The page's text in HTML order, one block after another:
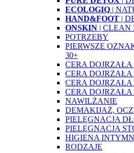
ECOLOGIQ |
HAND&FOOT |
ONSKIN | CLEAN
POTRZEBY
PIERWSZE
30+
CERA DOJRZAŁA
CERA DOJRZAŁA
CERA DOJRZAŁA
CERA DOJRZAŁA
NAWILŻANIE
DEMAKIJAŻ,
PIELĘGNACJA
PIELĘGNACJA
HIGIENA
RODZAJE